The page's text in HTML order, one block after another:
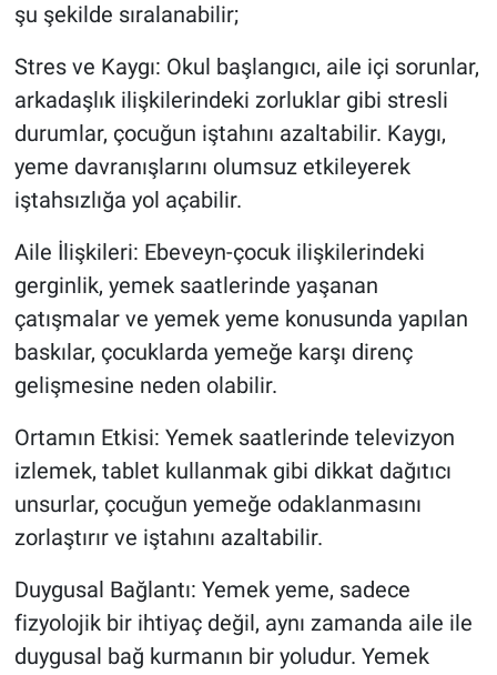
şu şekilde sıralanabilir;
Stres ve Kaygı: Okul başlangıcı, aile içi sorunlar,
arkadaşlık ilişkilerindeki zorluklar gibi stresli
durumlar, çocuğun iştahını azaltabilir. Kaygı,
yeme davranışlarını olumsuz etkileyerek
iştahsızlığa yol açabilir.
Aile İlişkileri: Ebeveyn-çocuk ilişkilerindeki
gerginlik, yemek saatlerinde yaşanan
çatışmalar ve yemek yeme konusunda yapılan
baskılar, çocuklarda yemeğe karşı direnç
gelişmesine neden olabilir.
Ortamın Etkisi: Yemek saatlerinde televizyon
izlemek, tablet kullanmak gibi dikkat dağıtıcı
unsurlar, çocuğun yemeğe odaklanmasını
zorlaştırır ve iştahını azaltabilir.
Duygusal Bağlantı: Yemek yeme, sadece
fizyolojik bir ihtiyaç değil, aynı zamanda aile ile
duygusal bağ kurmanın bir yoludur. Yemek